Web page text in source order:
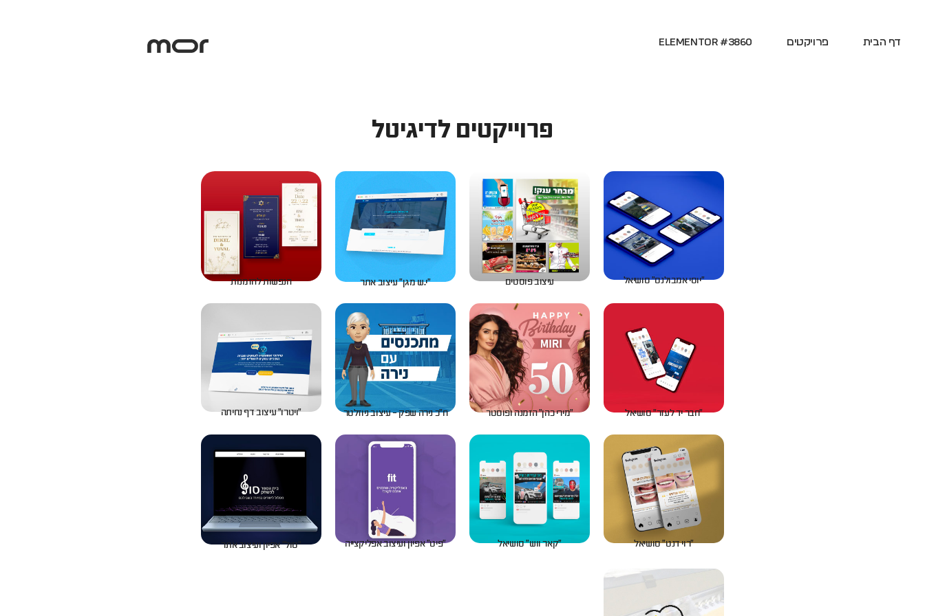
דף הבית פרויקטים Elementor #3860
פרוייקטים לדיגיטל
״יוסי אמבולנס״ סושיאל עיצוב פוסטים ״י.ש מגן״ עיצוב אתר הנפשות להזמנות
״חבר יד לעזר״ סושיאל ״מירי כהן״ הזמנה ופוסטר ח״כ נירה שפק - עיצוב ניוזלטר ״ויטרו״ עיצוב דף נחיתה
״רוי דנט״ סושיאל ״קאר ווש״ סושיאל ״פיט״ אפיון ועיצוב אפליקצייה ״סול״ אפיון ועיצוב אתר